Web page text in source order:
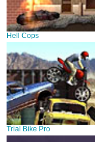
Hell Cops
Trial Bike Pro